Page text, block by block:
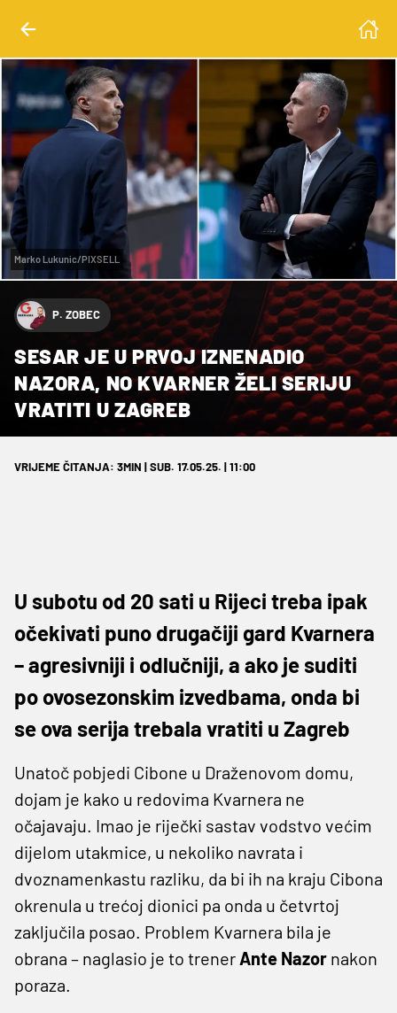
Marko Lukunic/PIXSELL
P. ZOBEC
SESAR JE U PRVOJ IZNENADIO
NAZORA, NO KVARNER ŽELI SERIJU
VRATITI U ZAGREB
VRIJEME ČITANJA: 3MIN | SUB. 17.05.25. | 11:00
U subotu od 20 sati u Rijeci treba ipak
očekivati puno drugačiji gard Kvarnera
– agresivniji i odlučniji, a ako je suditi
po ovosezonskim izvedbama, onda bi
se ova serija trebala vratiti u Zagreb
Unatoč pobjedi Cibone u Draženovom domu,
dojam je kako u redovima Kvarnera ne
očajavaju. Imao je riječki sastav vodstvo većim
dijelom utakmice, u nekoliko navrata i
dvoznamenkastu razliku, da bi ih na kraju Cibona
okrenula u trećoj dionici pa onda u četvrtoj
zaključila posao. Problem Kvarnera bila je
obrana – naglasio je to trener Ante Nazor nakon
poraza.